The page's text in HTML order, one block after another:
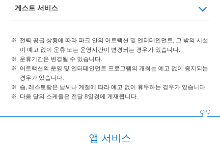
게스트 서비스
전력 공급 상황에 따라 파크 안의 어트랙션 및 엔터테인먼트, 그 밖의 시설
이 예고 없이 운휴 또는 운영시간이 변경되는 경우가 있습니다.
운휴기간은 변경될 수 있습니다.
어트랙션의 운영 및 엔터테인먼트 프로그램의 개최는 예고 없이 중지되는
경우가 있습니다.
숍, 레스토랑은 날씨나 계절에 따라 예고 없이 휴무하는 경우가 있습니다.
다음 달의 스케줄은 전달 8일경에 게재됩니다.
앱 서비스